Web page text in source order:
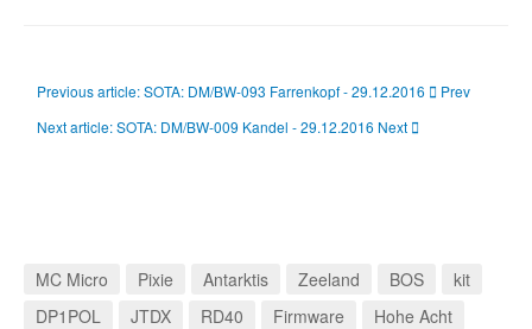
Previous article: SOTA: DM/BW-093 Farrenkopf - 29.12.2016
Prev
Next article: SOTA: DM/BW-009 Kandel - 29.12.2016 Next
MC Micro Pixie Antarktis Zeeland BOS
kit
DP1POL
JTDX RD40 Firmware
Hohe Acht